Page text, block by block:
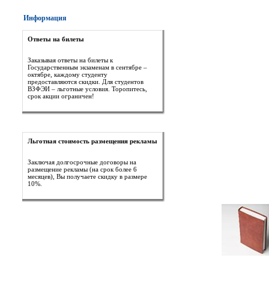
Информация
Ответы на билеты
Заказывая ответы на билеты к
Государственным экзаменам в сентябре –
октябре, каждому студенту
предоставляются скидки. Для студентов
ВЗФЭИ – льготные условия. Торопитесь,
срок акции ограничен!
Льготная стоимость размещения рекламы
Заключая долгосрочные договоры на
размещение рекламы (на срок более 6
месяцев), Вы получаете скидку в размере
10%.